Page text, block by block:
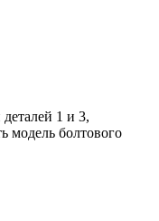
1 и 3,
модель болтового